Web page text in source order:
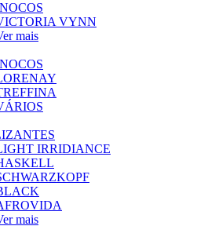
VYNN
mais
IRRIDIANCE
mais